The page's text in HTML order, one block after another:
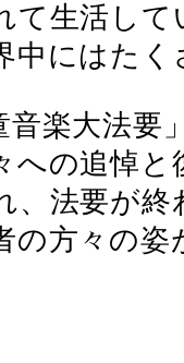
て生活し
中にはた
音楽大法
への追悼
、法要が
の方々の姿